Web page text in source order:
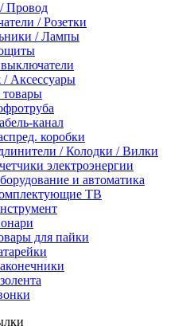
Провод
/ Розетки
/ Лампы
Аксессуары
канал
коробки
/ Колодки / Вилки
электроэнергии
и автоматика
ТВ
для пайки